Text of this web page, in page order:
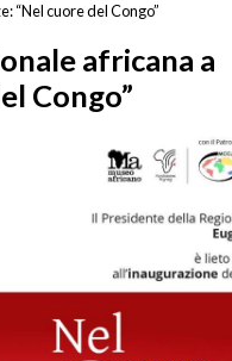
“Nel cuore del Congo”
africana a
Congo”